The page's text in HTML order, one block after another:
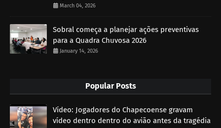
March 04, 2026
Sobral começa a planejar ações preventivas
para a Quadra Chuvosa 2026
January 14, 2026
Popular Posts
Vídeo: Jogadores do Chapecoense gravam
vídeo dentro dentro do avião antes da tragédia